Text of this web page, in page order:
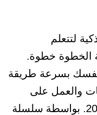
لتتعلم
الخطوة خطوة.
نفسك بسرعة طريقة
والعمل على
الأرقام في إكسل إصدار 2002. بواسطة سلسلة